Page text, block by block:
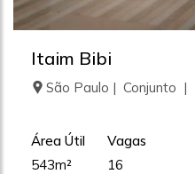
Itaim Bibi
São Paulo | Conjunto |
Área Útil
543m²
Vagas
16